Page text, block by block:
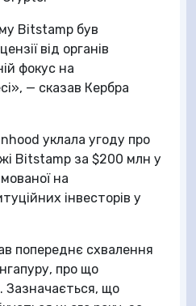
Bitstamp був
від органів
фокус на
— сказав Кербра
уклала угоду про
Bitstamp за $200 млн у
на
інвесторів у
попереднє схвалення
про що
Зазначається, що